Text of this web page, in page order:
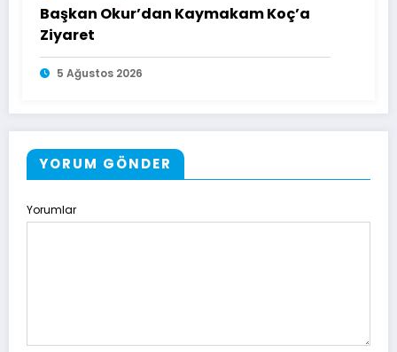
Başkan Okur’dan Kaymakam Koç’a
Ziyaret
5 Ağustos 2026
YORUM GÖNDER
Yorumlar